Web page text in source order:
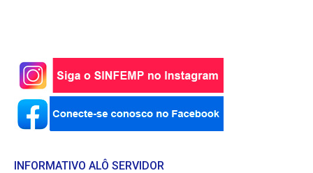
INFORMATIVO ALÔ SERVIDOR